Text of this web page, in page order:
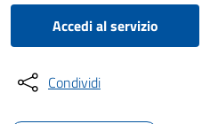
Accedi al servizio
Condividi